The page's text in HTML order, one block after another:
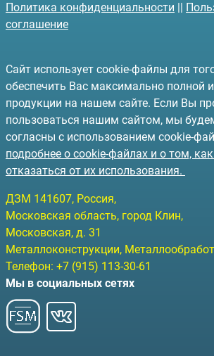
Политика конфиденциальности
соглашение
Сайт использует cookie-файлы для
обеспечить Вас максимально полной
продукции на нашем сайте. Если Вы
пользоваться нашим сайтом, мы
согласны с использованием cookie-
подробнее о cookie-файлах и о том,
отказаться от их использования.
ДЗМ 141607, Россия,
Московская область, город Клин,
Московская, д. 31
Металлоконструкции,
Телефон: +7 (915) 113-30-61
Мы в социальных сетях